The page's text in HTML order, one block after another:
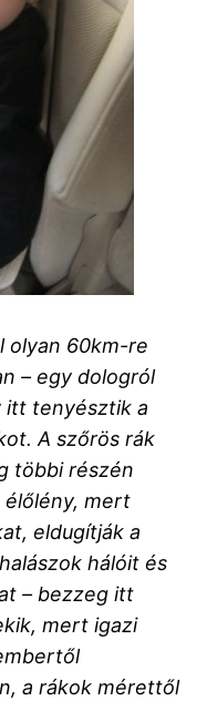
olyan 60km-re
– egy dologról
itt tenyésztik a
A szőrös rák
többi részén
mert
eldugítják a
hálóit és
– bezzeg itt
mert igazi
a rákok mérettől